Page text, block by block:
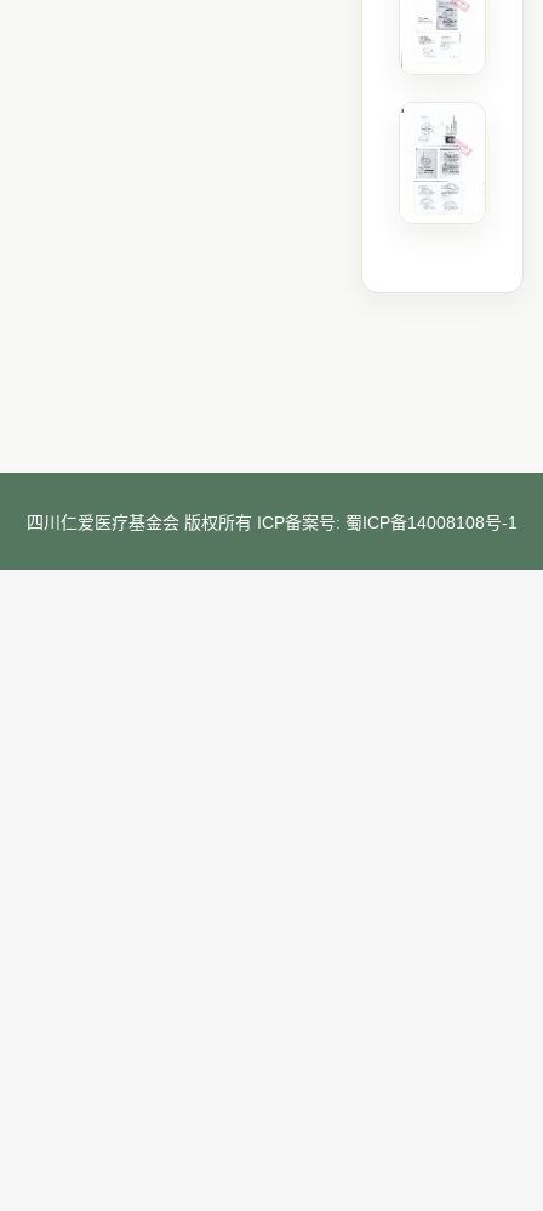
四川仁爱医疗基金会 版权所有 ICP备案号: 蜀ICP备14008108号-1